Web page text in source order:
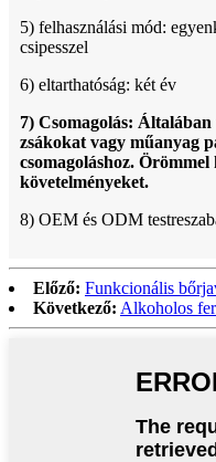
5) felhasználási mód:
csipesszel
6) eltarthatóság: két év
7) Csomagolás:
zsákokat vagy műanyag
csomagoláshoz.
követelményeket.
8) OEM és ODM
Előző: Funkcionális
Következő: Alkoholos